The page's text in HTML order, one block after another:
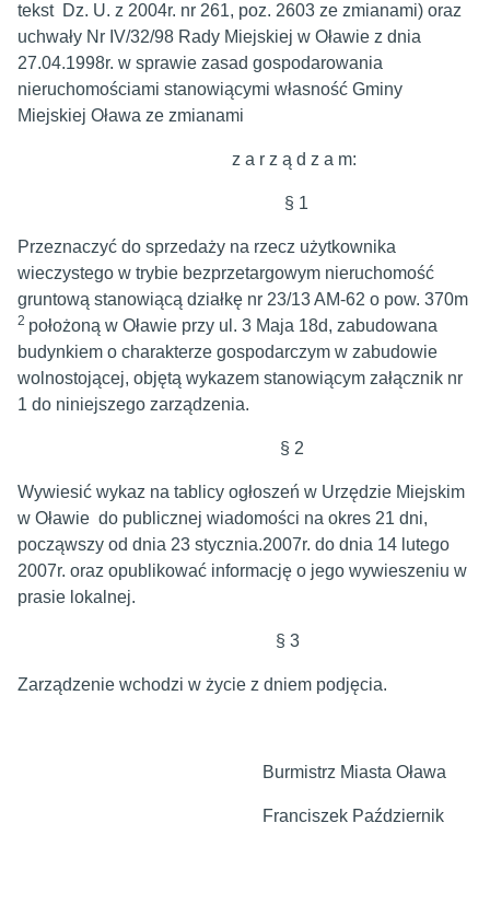
tekst Dz. U. z 2004r. nr 261, poz. 2603 ze zmianami) oraz
uchwały Nr IV/32/98 Rady Miejskiej w Oławie z dnia
27.04.1998r. w sprawie zasad gospodarowania
nieruchomościami stanowiącymi własność Gminy
Miejskiej Oława ze zmianami
z a r z ą d z a m:
§ 1
Przeznaczyć do sprzedaży na rzecz użytkownika
wieczystego w trybie bezprzetargowym nieruchomość
gruntową stanowiącą działkę nr 23/13 AM-62 o pow. 370m
2 położoną w Oławie przy ul. 3 Maja 18d, zabudowana
budynkiem o charakterze gospodarczym w zabudowie
wolnostojącej, objętą wykazem stanowiącym załącznik nr
1 do niniejszego zarządzenia.
§ 2
Wywiesić wykaz na tablicy ogłoszeń w Urzędzie Miejskim
w Oławie do publicznej wiadomości na okres 21 dni,
począwszy od dnia 23 stycznia.2007r. do dnia 14 lutego
2007r. oraz opublikować informację o jego wywieszeniu w
prasie lokalnej.
§ 3
Zarządzenie wchodzi w życie z dniem podjęcia.
Burmistrz Miasta Oława
Franciszek Październik